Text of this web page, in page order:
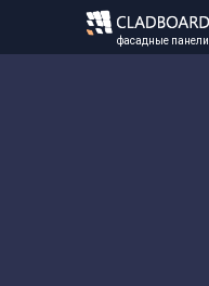
фасадные панели